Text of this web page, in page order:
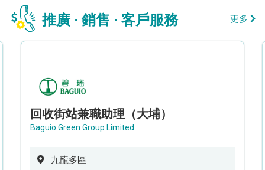
推廣 · 銷售 · 客戶服務 更多
回收街站兼職助理（大埔）
Baguio Green Group Limited
九龍多區